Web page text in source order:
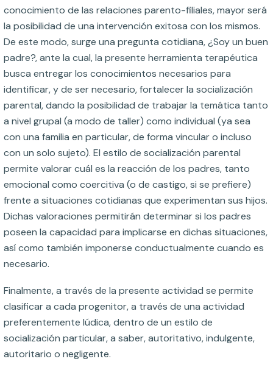
conocimiento de las relaciones parento-filiales, mayor será
la posibilidad de una intervención exitosa con los mismos.
De este modo, surge una pregunta cotidiana, ¿Soy un buen
padre?, ante la cual, la presente herramienta terapéutica
busca entregar los conocimientos necesarios para
identificar, y de ser necesario, fortalecer la socialización
parental, dando la posibilidad de trabajar la temática tanto
a nivel grupal (a modo de taller) como individual (ya sea
con una familia en particular, de forma vincular o incluso
con un solo sujeto). El estilo de socialización parental
permite valorar cuál es la reacción de los padres, tanto
emocional como coercitiva (o de castigo, si se prefiere)
frente a situaciones cotidianas que experimentan sus hijos.
Dichas valoraciones permitirán determinar si los padres
poseen la capacidad para implicarse en dichas situaciones,
así como también imponerse conductualmente cuando es
necesario.
Finalmente, a través de la presente actividad se permite
clasificar a cada progenitor, a través de una actividad
preferentemente lúdica, dentro de un estilo de
socialización particular, a saber, autoritativo, indulgente,
autoritario o negligente.